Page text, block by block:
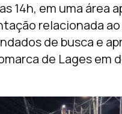
14h, em uma área
relacionada
de busca e
de Lages em